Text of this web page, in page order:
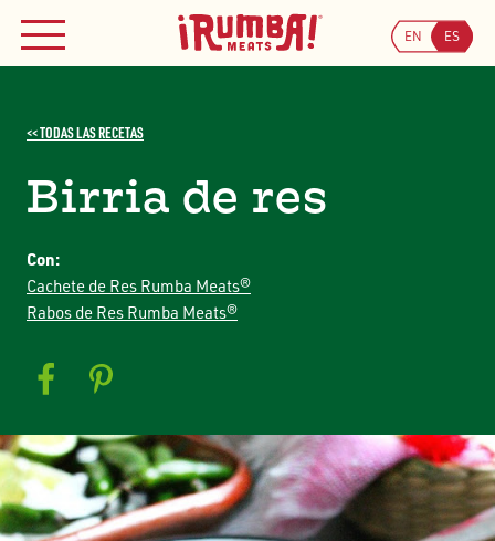
content
MENÚ EN ES
<< TODAS LAS RECETAS
Birria de res
Con:
Cachete de Res Rumba Meats®
Rabos de Res Rumba Meats®